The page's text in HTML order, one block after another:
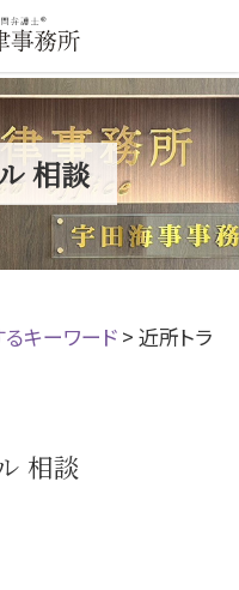
相談
キーワード > 近所トラ
相談